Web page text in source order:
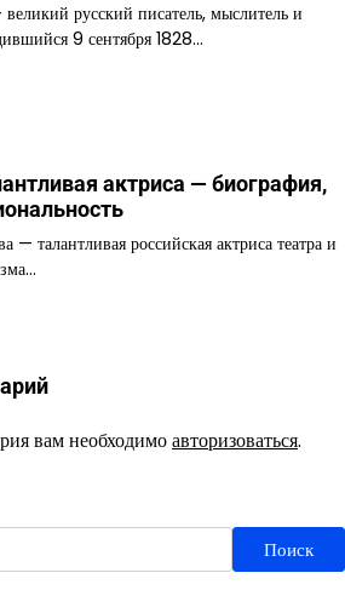
русский писатель, мыслитель и
9 сентября 1828…
актриса — биография,
— талантливая российская актриса театра и
вам необходимоавторизоваться.
Поиск